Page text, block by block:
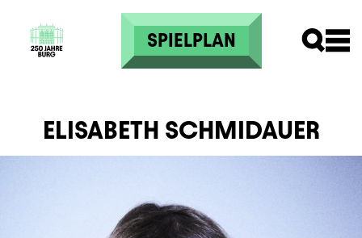
Direkt zum Inhalt
SPIELPLAN
ELISABETH SCHMIDAUER